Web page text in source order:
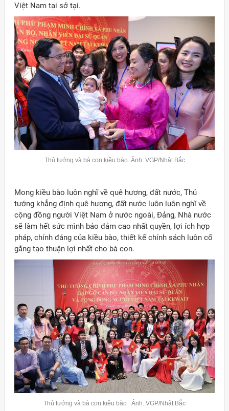
Việt Nam tại sở tại.
Thủ tướng và bà con kiều bào. Ảnh: VGP/Nhật Bắc
Mong kiều bào luôn nghĩ về quê hương, đất nước, Thủ
tướng khẳng định quê hương, đất nước luôn luôn nghĩ về
cộng đồng người Việt Nam ở nước ngoài, Đảng, Nhà nước
sẽ làm hết sức mình bảo đảm cao nhất quyền, lợi ích hợp
pháp, chính đáng của kiều bào, thiết kế chính sách luôn cố
gắng tạo thuận lợi nhất cho bà con.
Thủ tướng và bà con kiều bào . Ảnh: VGP/Nhật Bắc